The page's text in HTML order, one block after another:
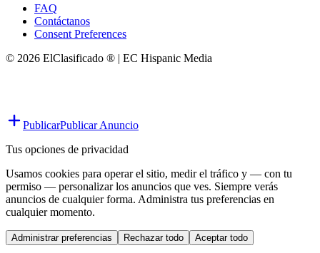
FAQ
Contáctanos
Consent Preferences
© 2026 ElClasificado ® | EC Hispanic Media
PublicarPublicar Anuncio
Tus opciones de privacidad
Usamos cookies para operar el sitio, medir el tráfico y — con tu
permiso — personalizar los anuncios que ves. Siempre verás
anuncios de cualquier forma. Administra tus preferencias en
cualquier momento.
Administrar preferencias Rechazar todo Aceptar todo